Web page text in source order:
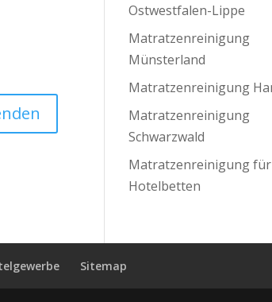
Ostwestfalen-Lippe
Matratzenreinigung
Münsterland
Matratzenreinigung
Matratzenreinigung
Schwarzwald
Matratzenreinigung für
Hotelbetten
Sitemap